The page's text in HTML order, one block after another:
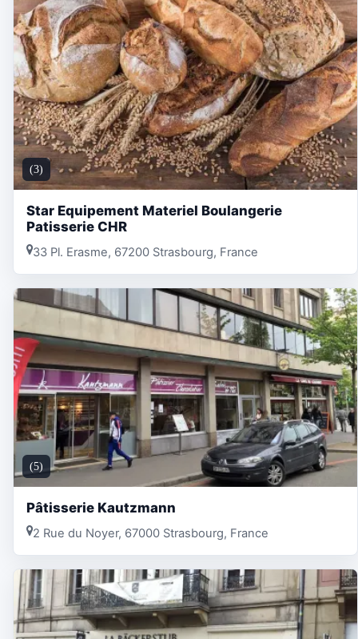
(3)
Star Equipement Materiel Boulangerie
Patisserie CHR
33 Pl. Erasme, 67200 Strasbourg, France
(5)
Pâtisserie Kautzmann
2 Rue du Noyer, 67000 Strasbourg, France